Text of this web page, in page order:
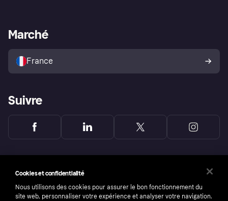
Explorez les magasins
Politique de protection de
l’acheteur Klarna
Portail Marchand
Marché
France
Suivre
Cookies et confidentialité
Nous utilisons des cookies pour assurer le bon fonctionnement du
site web, personnaliser votre expérience et analyser votre navigation.